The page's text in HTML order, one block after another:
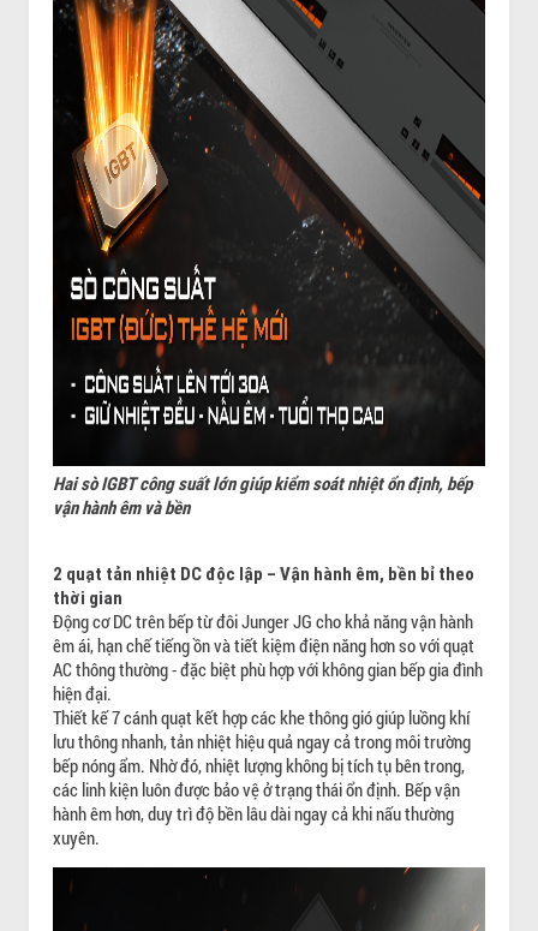
Hai sò IGBT công suất lớn giúp kiểm soát nhiệt ổn định, bếp
vận hành êm và bền
2 quạt tản nhiệt DC độc lập – Vận hành êm, bền bỉ theo
thời gian
Động cơ DC trên bếp từ đôi Junger JG cho khả năng vận hành
êm ái, hạn chế tiếng ồn và tiết kiệm điện năng hơn so với quạt
AC thông thường - đặc biệt phù hợp với không gian bếp gia đình
hiện đại.
Thiết kế 7 cánh quạt kết hợp các khe thông gió giúp luồng khí
lưu thông nhanh, tản nhiệt hiệu quả ngay cả trong môi trường
bếp nóng ẩm. Nhờ đó, nhiệt lượng không bị tích tụ bên trong,
các linh kiện luôn được bảo vệ ở trạng thái ổn định. Bếp vận
hành êm hơn, duy trì độ bền lâu dài ngay cả khi nấu thường
xuyên.